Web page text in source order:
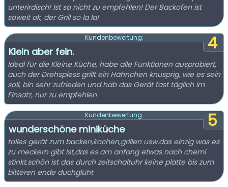
unterirdisch! Ist so nicht zu empfehlen! Der Backofen ist
soweit ok, der Grill so la la!
4
Kundenbewertung:
Klein aber fein.
Ideal für die Kleine Küche, habe alle Funktionen ausprobiert,
auch der Drehspiess grillt ein Hähnchen knusprig, wie es sein
soll, bin sehr zufrieden und hab das Gerät fast täglich im
Einsatz, nur zu empfehlen
5
Kundenbewertung:
wunderschöne miniküche
tolles gerät zum backen,kochen,grillen usw.das einzig was es
zu meckern gibt ist,das es am anfang etwas nach chemi
stinkt.schön ist das durch zeitschaltuhr keine platte bis zum
bitteren ende duchglüht